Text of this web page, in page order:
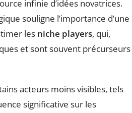
infinie d’idées novatrices.
souligne l’importance d’une
les niche players, qui,
et sont souvent précurseurs
acteurs moins visibles, tels
significative sur les